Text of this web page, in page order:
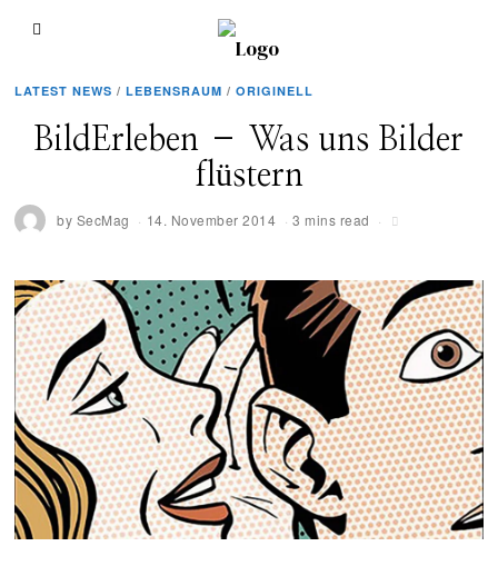
LATEST NEWS / LEBENSRAUM / ORIGINELL
BildErleben – Was uns Bilder
flüstern
by SecMag 14. November 2014 3 mins read